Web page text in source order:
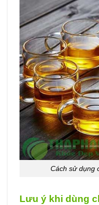
Cách sử dụng
Lưu ý khi dùng